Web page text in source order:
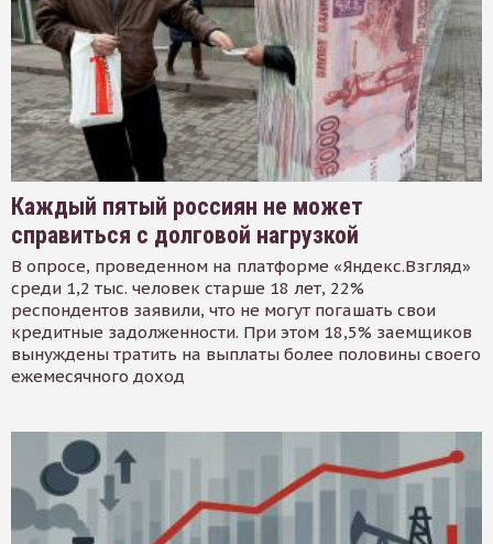
Каждый пятый россиян не может
справиться с долговой нагрузкой
В опросе, проведенном на платформе «Яндекс.Взгляд»
среди 1,2 тыс. человек старше 18 лет, 22%
респондентов заявили, что не могут погашать свои
кредитные задолженности. При этом 18,5% заемщиков
вынуждены тратить на выплаты более половины своего
ежемесячного доход